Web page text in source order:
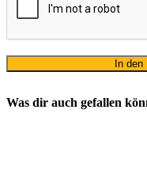
Was dir auch gefallen